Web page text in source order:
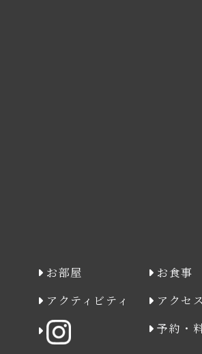
お部屋 お食事
アクティビティ
アクセス
予約・